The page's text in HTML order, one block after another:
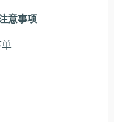
意事项